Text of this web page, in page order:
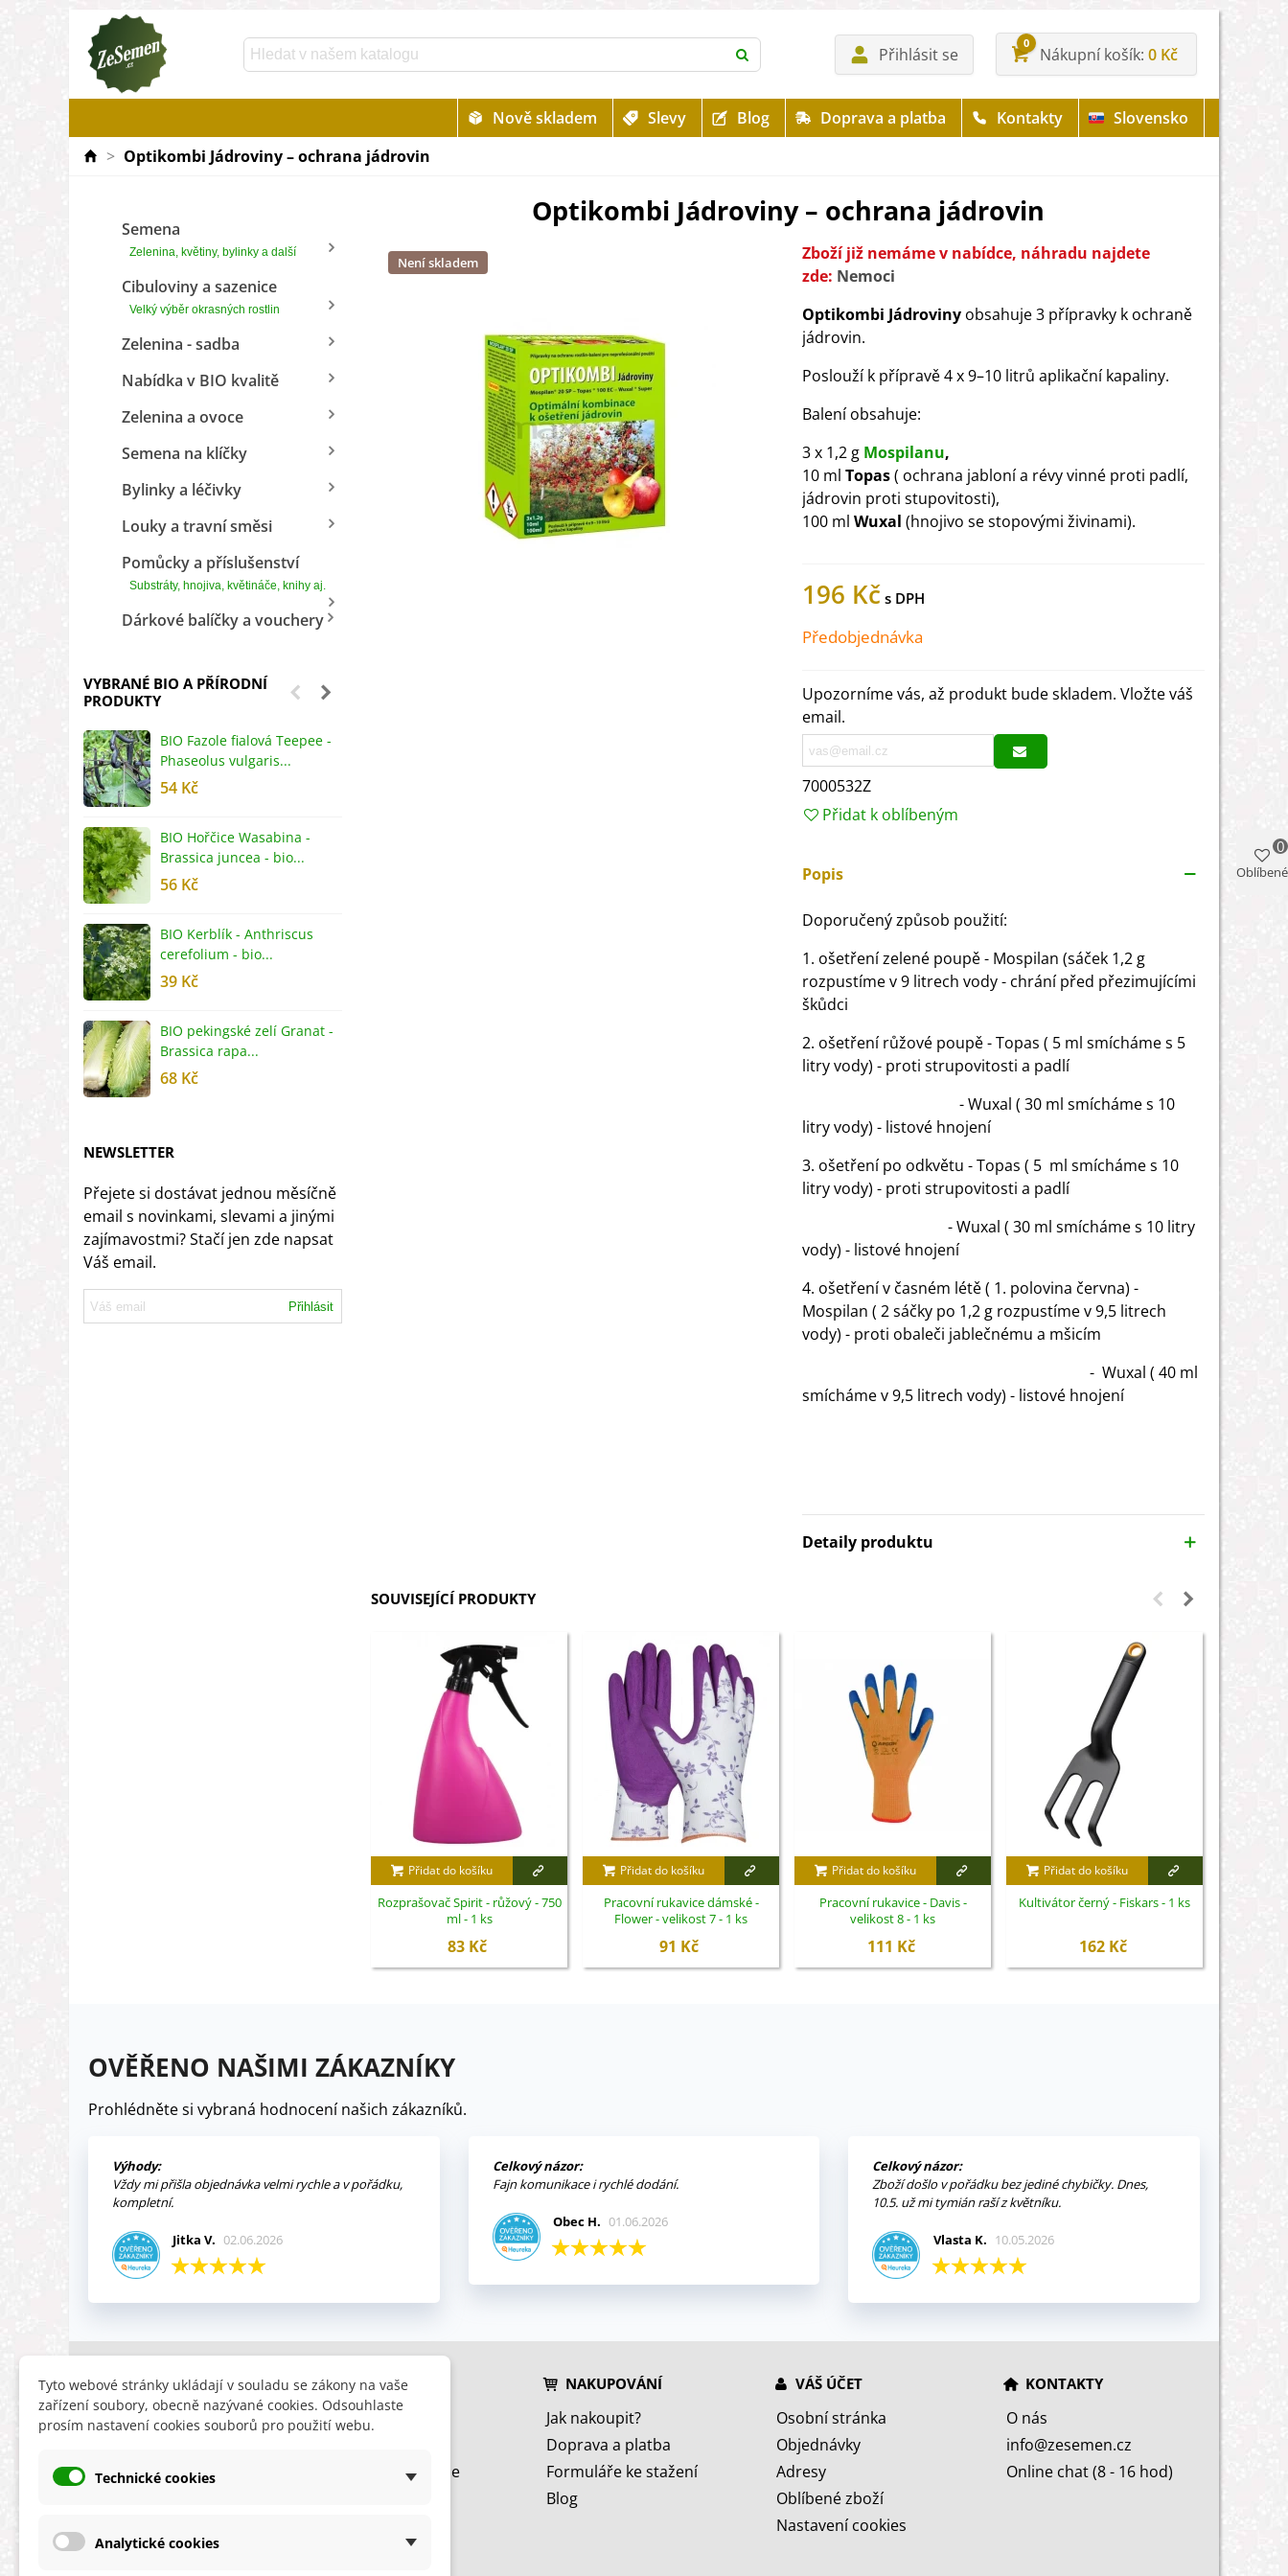
Přihlásit se
0
Nákupní košík 0 Kč
Nově skladem Slevy Blog Doprava a platba Kontakty
Slovensko
> Optikombi Jádroviny – ochrana jádrovin
Semena
Zelenina, květiny, bylinky a další
Cibuloviny a sazenice
Velký výběr okrasných rostlin
Zelenina - sadba
Nabídka v BIO kvalitě
Zelenina a ovoce
Semena na klíčky
Bylinky a léčivky
Louky a travní směsi
Pomůcky a příslušenství
Substráty, hnojiva, květináče, knihy aj.
Dárkové balíčky a vouchery
VYBRANÉ BIO A PŘÍRODNÍ
PRODUKTY
BIO Fazole fialová Teepee -
Phaseolus vulgaris...
54 Kč
BIO Hořčice Wasabina -
Brassica juncea - bio...
56 Kč
BIO Kerblík - Anthriscus
cerefolium - bio...
39 Kč
BIO pekingské zelí Granat -
Brassica rapa...
68 Kč
NEWSLETTER
Přejete si dostávat jednou měsíčně
email s novinkami, slevami a jinými
zajímavostmi? Stačí jen zde napsat
Váš email.
Přihlásit
Optikombi Jádroviny – ochrana jádrovin
Není skladem
Zboží již nemáme v nabídce, náhradu najdete
zde: Nemoci
Optikombi Jádroviny obsahuje 3 přípravky k ochraně
jádrovin.
Poslouží k přípravě 4 x 9–10 litrů aplikační kapaliny.
Balení obsahuje:
3 x 1,2 g Mospilanu,
10 ml Topas( ochrana jabloní a révy vinné proti padlí,
jádrovin proti stupovitosti),
100 ml Wuxal (hnojivo se stopovými živinami).
196 Kč
Předobjednávka
Upozorníme vás, až produkt bude skladem. Vložte váš
email.
7000532Z
Přidat k oblíbeným
Popis
Doporučený způsob použití:
1. ošetření zelené poupě - Mospilan (sáček 1,2 g
rozpustíme v 9 litrech vody - chrání před přezimujícími
škůdci
2. ošetření růžové poupě - Topas ( 5 ml smícháme s 5
litry vody) - proti strupovitosti a padlí
- Wuxal ( 30 ml smícháme s 10
litry vody) - listové hnojení
3. ošetření po odkvětu - Topas ( 5 ml smícháme s 10
litry vody) - proti strupovitosti a padlí
- Wuxal ( 30 ml smícháme s 10 litry
vody) - listové hnojení
4. ošetření v časném létě ( 1. polovina června) -
Mospilan ( 2 sáčky po 1,2 g rozpustíme v 9,5 litrech
vody) - proti obaleči jablečnému a mšicím
- Wuxal ( 40 ml
smícháme v 9,5 litrech vody) - listové hnojení
Detaily produktu
SOUVISEJÍCÍ PRODUKTY
Přidat do košíku
Rozprašovač Spirit - růžový - 750
ml - 1 ks
83 Kč
Přidat do košíku
Pracovní rukavice dámské -
Flower - velikost 7 - 1 ks
91 Kč
Přidat do košíku
Pracovní rukavice - Davis -
velikost 8 - 1 ks
111 Kč
Přidat do košíku
Kultivátor černý - Fiskars - 1 ks
162 Kč
OVĚŘENO NAŠIMI ZÁKAZNÍKY
Prohlédněte si vybraná hodnocení našich zákazníků.
Výhody:
Vždy mi přišla objednávka velmi rychle a v pořádku,
kompletní.
Jitka V. 02.06.2026
Celkový názor:
Fajn komunikace i rychlé dodání.
Obec H. 01.06.2026
Celkový názor:
Zboží došlo v pořádku bez jediné chybičky. Dnes,
10.5. už mi tymián raší z květníku.
Vlasta K. 10.05.2026
INFORMACE
Obchodní podmínky
Ochrana osobních údajů
HLEDÁTE
Slevy
Nyní doporučujeme
NAKUPOVÁNÍ
Jak nakoupit?
Doprava a platba
Formuláře ke stažení
Blog
VÁŠ ÚČET
Osobní stránka
Objednávky
Adresy
Oblíbené zboží
Nastavení cookies
KONTAKTY
O nás
info@zesemen.cz
Online chat (8 - 16 hod)
Oblíbené
0
Tyto webové stránky ukládají v souladu se zákony na vaše
zařízení soubory, obecně nazývané cookies. Odsouhlaste
prosím nastavení cookies souborů pro použití webu.
Technické cookies
Analytické cookies